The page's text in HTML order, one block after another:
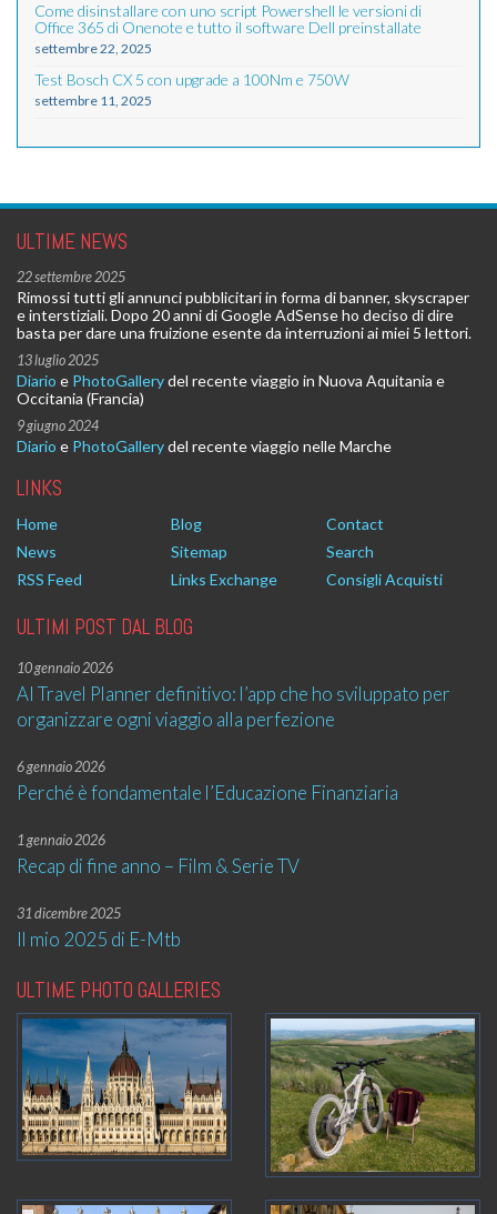
Come disinstallare con uno script Powershell le versioni di
Office 365 di Onenote e tutto il software Dell preinstallate
settembre 22, 2025
Test Bosch CX 5 con upgrade a 100Nm e 750W
settembre 11, 2025
ULTIME NEWS
22 settembre 2025
Rimossi tutti gli annunci pubblicitari in forma di banner, skyscraper
e interstiziali. Dopo 20 anni di Google AdSense ho deciso di dire
basta per dare una fruizione esente da interruzioni ai miei 5 lettori.
13 luglio 2025
Diario e PhotoGallerydel recente viaggio in Nuova Aquitania e
Occitania (Francia)
9 giugno 2024
Diario e PhotoGallerydel recente viaggio nelle Marche
LINKS
Home Blog
Contact
News
Sitemap
Search
RSS Feed
Links Exchange Consigli Acquisti
ULTIMI POST DAL BLOG
10 gennaio 2026
AI Travel Planner definitivo: l’app che ho sviluppato per
organizzare ogni viaggio alla perfezione
6 gennaio 2026
Perché è fondamentale l’Educazione Finanziaria
1 gennaio 2026
Recap di fine anno – Film & Serie TV
31 dicembre 2025
Il mio 2025 di E-Mtb
ULTIME PHOTO GALLERIES